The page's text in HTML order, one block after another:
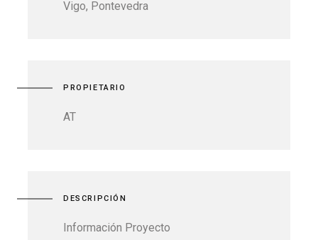
Vigo, Pontevedra
PROPIETARIO
AT
DESCRIPCIÓN
Información Proyecto